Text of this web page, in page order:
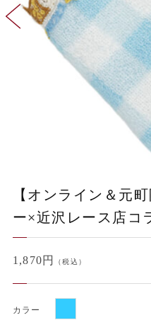
【オンライン＆元
ー×近沢レース店コ
1,870円 （税込）
カラー